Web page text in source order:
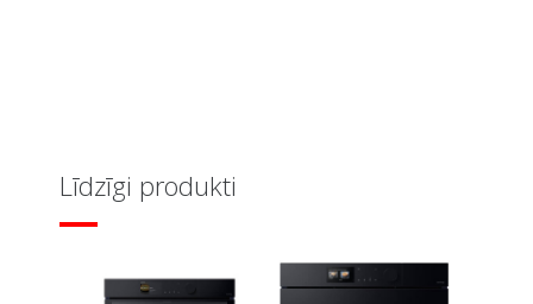
Līdzīgi produkti